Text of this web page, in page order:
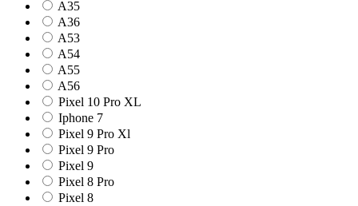
A35
A36
A53
A54
A55
A56
Pixel 10 Pro XL
Iphone 7
Pixel 9 Pro Xl
Pixel 9 Pro
Pixel 9
Pixel 8 Pro
Pixel 8